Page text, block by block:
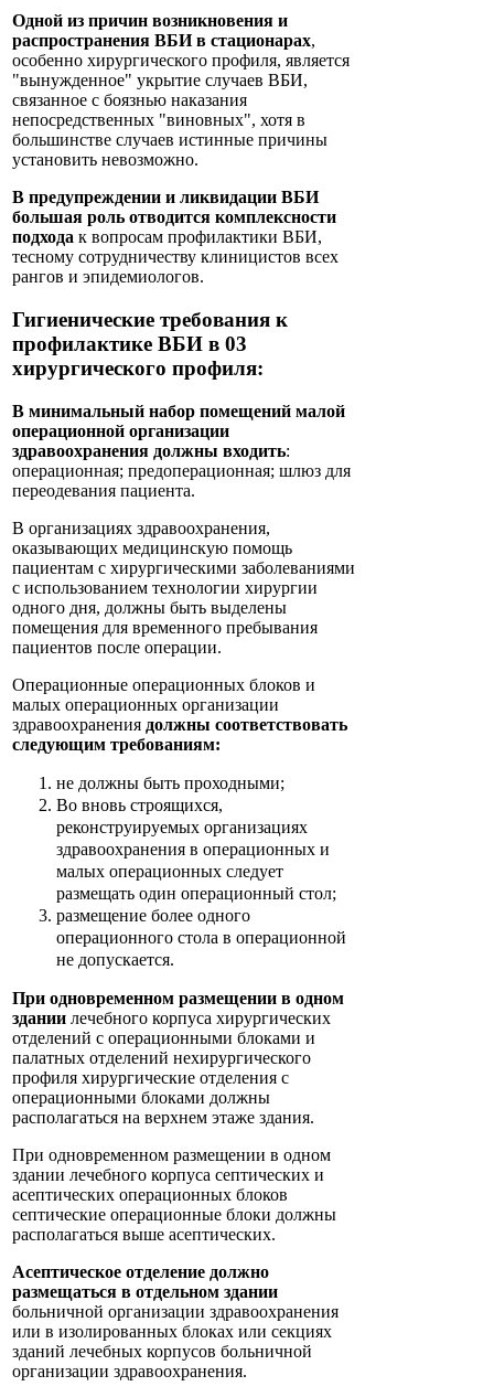
Одной из причин возникновения и
распространения ВБИ в стационарах,
особенно хирургического профиля, является
"вынужденное" укрытие случаев ВБИ,
связанное с боязнью наказания
непосредственных "виновных", хотя в
большинстве случаев истинные причины
установить невозможно.
В предупреждении и ликвидации ВБИ
большая роль отводится комплексности
подхода к вопросам профилактики ВБИ,
тесному сотрудничеству клиницистов всех
рангов и эпидемиологов.
Гигиенические требования к
профилактике ВБИ в 03
хирургического профиля:
В минимальный набор помещений малой
операционной организации
здравоохранения должны входить:
операционная; предоперационная; шлюз для
переодевания пациента.
В организациях здравоохранения,
оказывающих медицинскую помощь
пациентам с хирургическими заболеваниями
с использованием технологии хирургии
одного дня, должны быть выделены
помещения для временного пребывания
пациентов после операции.
Операционные операционных блоков и
малых операционных организации
здравоохранения должны соответствовать
следующим требованиям:
не должны быть проходными;
Во вновь строящихся,
реконструируемых организациях
здравоохранения в операционных и
малых операционных следует
размещать один операционный стол;
размещение более одного
операционного стола в операционной
не допускается.
При одновременном размещении в одном
здании лечебного корпуса хирургических
отделений с операционными блоками и
палатных отделений нехирургического
профиля хирургические отделения с
операционными блоками должны
располагаться на верхнем этаже здания.
При одновременном размещении в одном
здании лечебного корпуса септических и
асептических операционных блоков
септические операционные блоки должны
располагаться выше асептических.
Асептическое отделение должно
размещаться в отдельном здании
больничной организации здравоохранения
или в изолированных блоках или секциях
зданий лечебных корпусов больничной
организации здравоохранения.